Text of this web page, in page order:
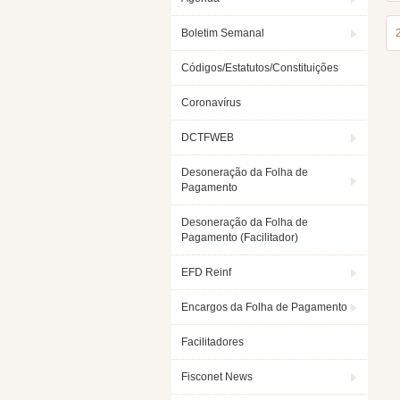
Boletim Semanal
Códigos/Estatutos/Constituições
Coronavírus
DCTFWEB
Desoneração da Folha de
Pagamento
Desoneração da Folha de
Pagamento (Facilitador)
EFD Reinf
Encargos da Folha de Pagamento
Facilitadores
Fisconet News